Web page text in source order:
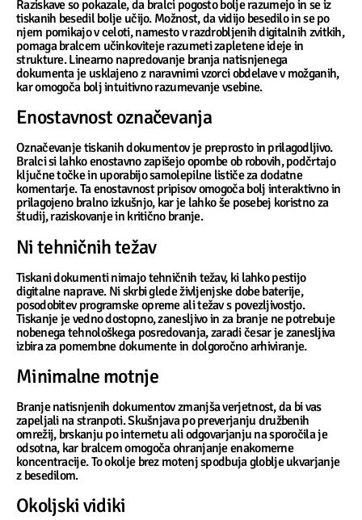
Raziskave so pokazale, da bralci pogosto bolje razumejo in se iz
tiskanih besedil bolje učijo. Možnost, da vidijo besedilo in se po
njem pomikajo v celoti, namesto v razdrobljenih digitalnih zvitkih,
pomaga bralcem učinkoviteje razumeti zapletene ideje in
strukture. Linearno napredovanje branja natisnjenega
dokumenta je usklajeno z naravnimi vzorci obdelave v možganih,
kar omogoča bolj intuitivno razumevanje vsebine.
Enostavnost označevanja
Označevanje tiskanih dokumentov je preprosto in prilagodljivo.
Bralci si lahko enostavno zapišejo opombe ob robovih, podčrtajo
ključne točke in uporabijo samolepilne lističe za dodatne
komentarje. Ta enostavnost pripisov omogoča bolj interaktivno in
prilagojeno bralno izkušnjo, kar je lahko še posebej koristno za
študij, raziskovanje in kritično branje.
Ni tehničnih težav
Tiskani dokumenti nimajo tehničnih težav, ki lahko pestijo
digitalne naprave. Ni skrbi glede življenjske dobe baterije,
posodobitev programske opreme ali težav s povezljivostjo.
Tiskanje je vedno dostopno, zanesljivo in za branje ne potrebuje
nobenega tehnološkega posredovanja, zaradi česar je zanesljiva
izbira za pomembne dokumente in dolgoročno arhiviranje.
Minimalne motnje
Branje natisnjenih dokumentov zmanjša verjetnost, da bi vas
zapeljali na stranpoti. Skušnjava po preverjanju družbenih
omrežij, brskanju po internetu ali odgovarjanju na sporočila je
odsotna, kar bralcem omogoča ohranjanje enakomerne
koncentracije. To okolje brez motenj spodbuja globlje ukvarjanje
z besedilom.
Okoljski vidiki